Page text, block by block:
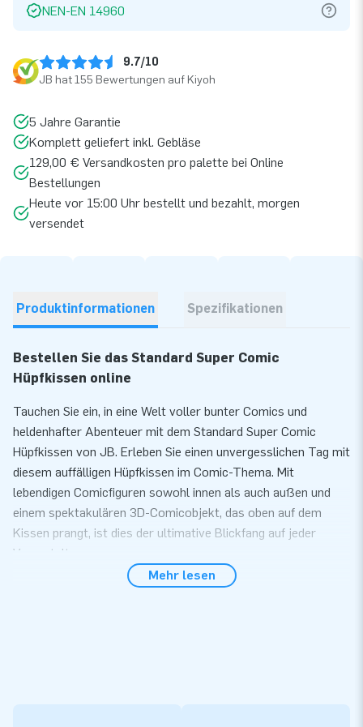
NEN-EN 14960
9.7/10
JB hat 155 Bewertungen auf Kiyoh
5 Jahre Garantie
Komplett geliefert inkl. Gebläse
129,00 € Versandkosten pro palette bei Online
Bestellungen
Heute vor 15:00 Uhr bestellt und bezahlt, morgen
versendet
Produktinformationen Spezifikationen
Bestellen Sie das Standard Super Comic
Hüpfkissen online
Tauchen Sie ein, in eine Welt voller bunter Comics und
heldenhafter Abenteuer mit dem Standard Super Comic
Hüpfkissen von JB. Erleben Sie einen unvergesslichen Tag mit
diesem auffälligen Hüpfkissen im Comic-Thema. Mit
lebendigen Comicfiguren sowohl innen als auch außen und
einem spektakulären 3D-Comicobjekt, das oben auf dem
Kissen prangt, ist dies der ultimative Blickfang auf jeder
Veranstaltung.
Kaufen Sie ein Standard-Hüpfburg bei JB
Mehr lesen